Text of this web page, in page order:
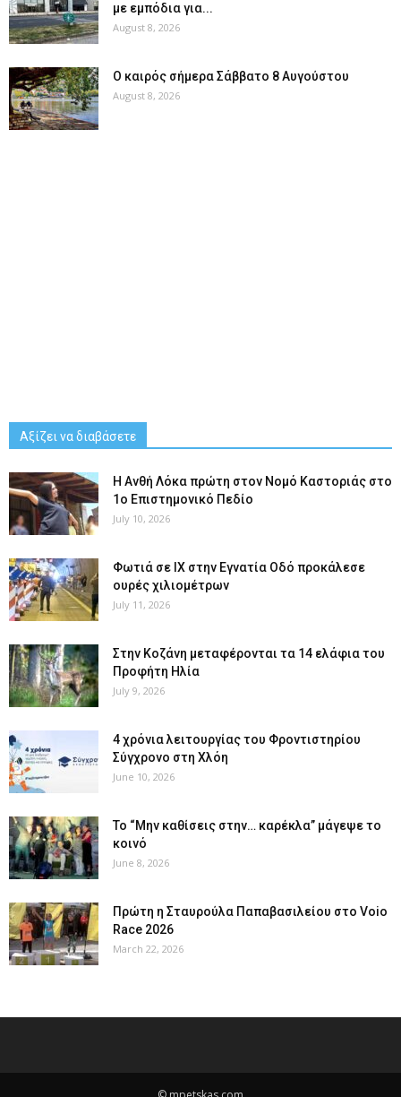
με εμπόδια για...
August 8, 2026
Ο καιρός σήμερα Σάββατο 8 Αυγούστου
August 8, 2026
Αξίζει να διαβάσετε
Η Ανθή Λόκα πρώτη στον Νομό Καστοριάς στο
1ο Επιστημονικό Πεδίο
July 10, 2026
Φωτιά σε ΙΧ στην Εγνατία Οδό προκάλεσε
ουρές χιλιομέτρων
July 11, 2026
Στην Κοζάνη μεταφέρονται τα 14 ελάφια του
Προφήτη Ηλία
July 9, 2026
4 χρόνια λειτουργίας του Φροντιστηρίου
Σύγχρονο στη Χλόη
June 10, 2026
Το “Μην καθίσεις στην… καρέκλα” μάγεψε το
κοινό
June 8, 2026
Πρώτη η Σταυρούλα Παπαβασιλείου στο Voio
Race 2026
March 22, 2026